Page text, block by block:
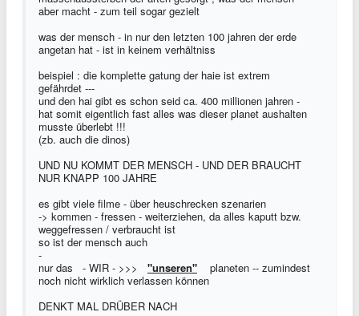
aber macht - zum teil sogar gezielt
was der mensch - in nur den letzten 100 jahren der erde
angetan hat - ist in keinem verhältniss
beispiel : die komplette gatung der haie ist extrem
gefährdet ---
und den hai gibt es schon seid ca. 400 millionen jahren -
hat somit eigentlich fast alles was dieser planet aushalten
musste überlebt !!!
(zb. auch die dinos)
UND NU KOMMT DER MENSCH - UND DER BRAUCHT
NUR KNAPP 100 JAHRE
es gibt viele filme - über heuschrecken szenarien
-> kommen - fressen - weiterziehen, da alles kaputt bzw.
weggefressen / verbraucht ist
so ist der mensch auch
-
nur das - WIR - >>>
"unseren"
planeten -- zumindest
noch nicht wirklich verlassen können
DENKT MAL DRÜBER NACH